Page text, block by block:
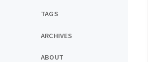
TAGS
ARCHIVES
ABOUT